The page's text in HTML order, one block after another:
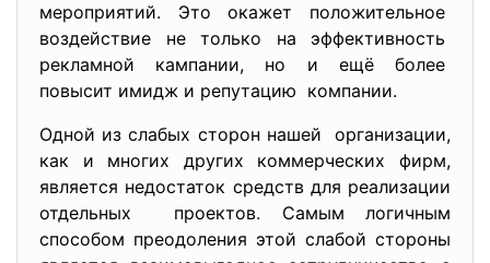
мероприятий. Это окажет положительное
воздействие не только на эффективность
рекламной кампании, но и ещё более
повысит имидж и репутацию компании.
Одной из слабых сторон нашей организации,
как и многих других коммерческих фирм,
является недостаток средств для реализации
отдельных проектов. Самым логичным
способом преодоления этой слабой стороны